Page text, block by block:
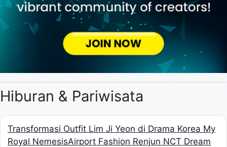
Hiburan & Pariwisata
Transformasi Outfit Lim Ji Yeon di Drama Korea My
Royal NemesisAirport Fashion Renjun NCT Dream